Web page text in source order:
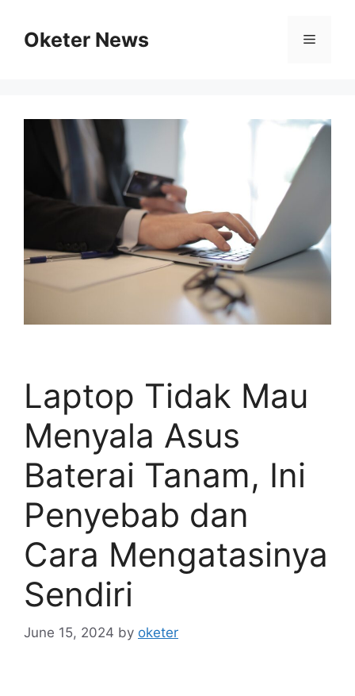
contentOketer News Menu
Laptop Tidak Mau
Menyala Asus
Baterai Tanam, Ini
Penyebab dan
Cara Mengatasinya
Sendiri
June 15, 2024 by oketer